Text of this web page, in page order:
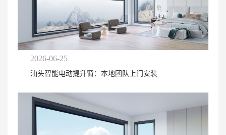
2026-06-25
汕头智能电动提升窗：本地团队上门安装